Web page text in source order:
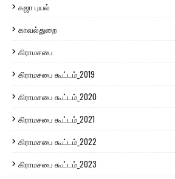
கஜா புயல்
காவல்துறை
கிராமசபை
கிராமசபை கூட்டம்_2019
கிராமசபை கூட்டம்_2020
கிராமசபை கூட்டம்_2021
கிராமசபை கூட்டம்_2022
கிராமசபை கூட்டம்_2023